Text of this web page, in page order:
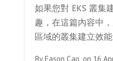
如果您對 EKS 叢集
趣，在這篇內容中
區域的叢集建立效能
By Eason Cao, on 16